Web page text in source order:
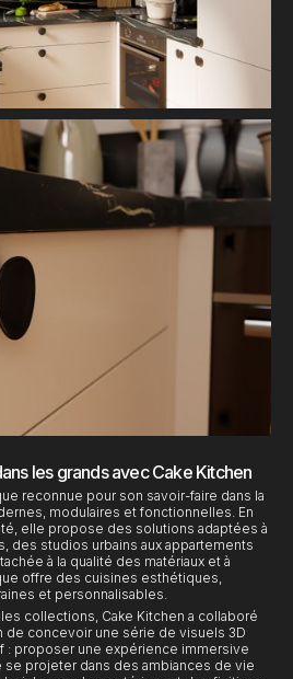
les grands avec Cake Kitchen
reconnue pour son savoir-faire dans la
modulaires et fonctionnelles. En
elle propose des solutions adaptées à
des studios urbains aux appartements
à la qualité des matériaux et à
offre des cuisines esthétiques,
et personnalisables.
collections, Cake Kitchen a collaboré
de concevoir une série de visuels 3D
: proposer une expérience immersive
se projeter dans des ambiances de vie